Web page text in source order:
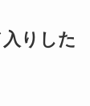
りした